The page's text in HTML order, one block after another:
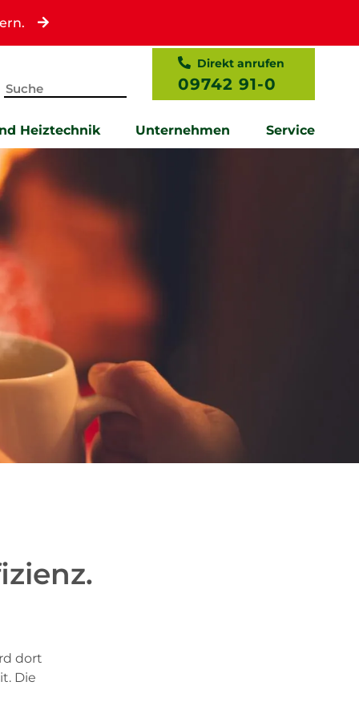
Direkt anrufen
09742 91-0
Heiztechnik Unternehmen Service
dort
Die